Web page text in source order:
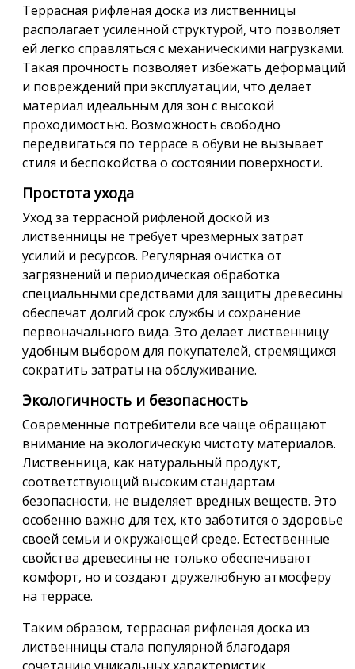
Террасная рифленая доска из лиственницы
располагает усиленной структурой, что позволяет
ей легко справляться с механическими нагрузками.
Такая прочность позволяет избежать деформаций
и повреждений при эксплуатации, что делает
материал идеальным для зон с высокой
проходимостью. Возможность свободно
передвигаться по террасе в обуви не вызывает
стиля и беспокойства о состоянии поверхности.
Простота ухода
Уход за террасной рифленой доской из
лиственницы не требует чрезмерных затрат
усилий и ресурсов. Регулярная очистка от
загрязнений и периодическая обработка
специальными средствами для защиты древесины
обеспечат долгий срок службы и сохранение
первоначального вида. Это делает лиственницу
удобным выбором для покупателей, стремящихся
сократить затраты на обслуживание.
Экологичность и безопасность
Современные потребители все чаще обращают
внимание на экологическую чистоту материалов.
Лиственница, как натуральный продукт,
соответствующий высоким стандартам
безопасности, не выделяет вредных веществ. Это
особенно важно для тех, кто заботится о здоровье
своей семьи и окружающей среде. Естественные
свойства древесины не только обеспечивают
комфорт, но и создают дружелюбную атмосферу
на террасе.
Таким образом, террасная рифленая доска из
лиственницы стала популярной благодаря